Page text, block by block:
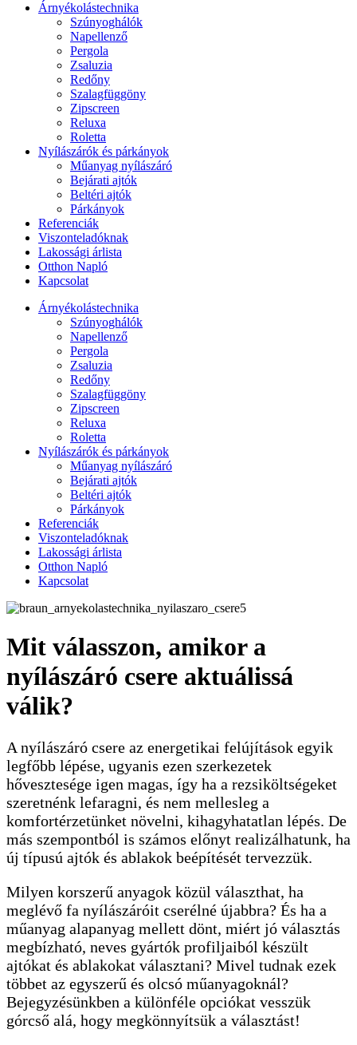
Árnyékolástechnika
Szúnyoghálók
Napellenző
Pergola
Zsaluzia
Redőny
Szalagfüggöny
Zipscreen
Reluxa
Roletta
Nyílászárók és párkányok
Műanyag nyílászáró
Bejárati ajtók
Beltéri ajtók
Párkányok
Referenciák
Viszonteladóknak
Lakossági árlista
Otthon Napló
Kapcsolat
Árnyékolástechnika
Szúnyoghálók
Napellenző
Pergola
Zsaluzia
Redőny
Szalagfüggöny
Zipscreen
Reluxa
Roletta
Nyílászárók és párkányok
Műanyag nyílászáró
Bejárati ajtók
Beltéri ajtók
Párkányok
Referenciák
Viszonteladóknak
Lakossági árlista
Otthon Napló
Kapcsolat
Mit válasszon, amikor a
nyílászáró csere aktuálissá
válik?
A nyílászáró csere az energetikai felújítások egyik
legfőbb lépése, ugyanis ezen szerkezetek
hővesztesége igen magas, így ha a rezsiköltségeket
szeretnénk lefaragni, és nem mellesleg a
komfortérzetünket növelni, kihagyhatatlan lépés. De
más szempontból is számos előnyt realizálhatunk, ha
új típusú ajtók és ablakok beépítését tervezzük.
Milyen korszerű anyagok közül választhat, ha
meglévő fa nyílászáróit cserélné újabbra? És ha a
műanyag alapanyag mellett dönt, miért jó választás
megbízható, neves gyártók profiljaiból készült
ajtókat és ablakokat választani? Mivel tudnak ezek
többet az egyszerű és olcsó műanyagoknál?
Bejegyzésünkben a különféle opciókat vesszük
górcső alá, hogy megkönnyítsük a választást!